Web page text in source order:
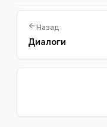
Назад
Диалоги